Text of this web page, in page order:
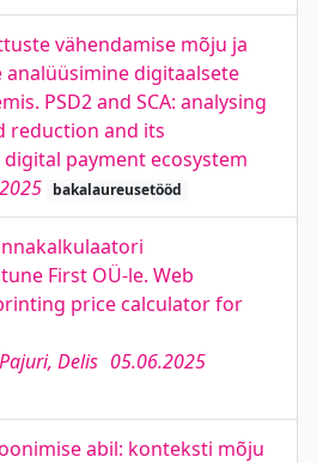
vähendamise mõju ja
digitaalsete
PSD2 and SCA: analysing
reduction and its
payment ecosystem
bakalaureusetööd
First OÜ-le. Web
price calculator for
Delis 05.06.2025
abil: konteksti mõju